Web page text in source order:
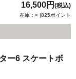
16,500円 (税込)
在庫：× |825ポイント
ー6 スケートボ